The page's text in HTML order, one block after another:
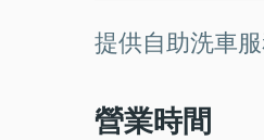
提供自助洗車
營業時間